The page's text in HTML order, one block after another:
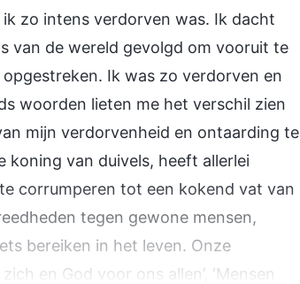
zo intens verdorven was. Ik dacht
van de wereld gevolgd om vooruit te
Ik was zo verdorven en
woorden lieten me het verschil zien
mijn verdorvenheid en ontaarding te
koning van duivels, heeft allerlei
corrumperen tot een kokend vat van
tegen gewone mensen,
bereiken in het leven. Onze
en God voor ons allen’, ‘Mensen